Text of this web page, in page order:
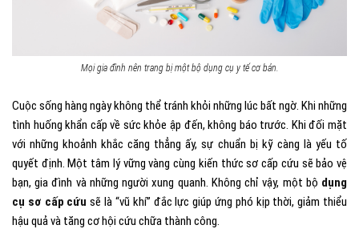
Mọi gia đình nên trang bị một bộ dụng cụ y tế cơ bản.
Cuộc sống hàng ngày không thể tránh khỏi những lúc bất ngờ. Khi những
tình huống khẩn cấp về sức khỏe ập đến, không báo trước. Khi đối mặt
với những khoảnh khắc căng thẳng ấy, sự chuẩn bị kỹ càng là yếu tố
quyết định. Một tâm lý vững vàng cùng kiến thức sơ cấp cứu sẽ bảo vệ
bạn, gia đình và những người xung quanh. Không chỉ vậy, một bộ dụng
cụ sơ cấp cứu sẽ là “vũ khí” đắc lực giúp ứng phó kịp thời, giảm thiểu
hậu quả và tăng cơ hội cứu chữa thành công.